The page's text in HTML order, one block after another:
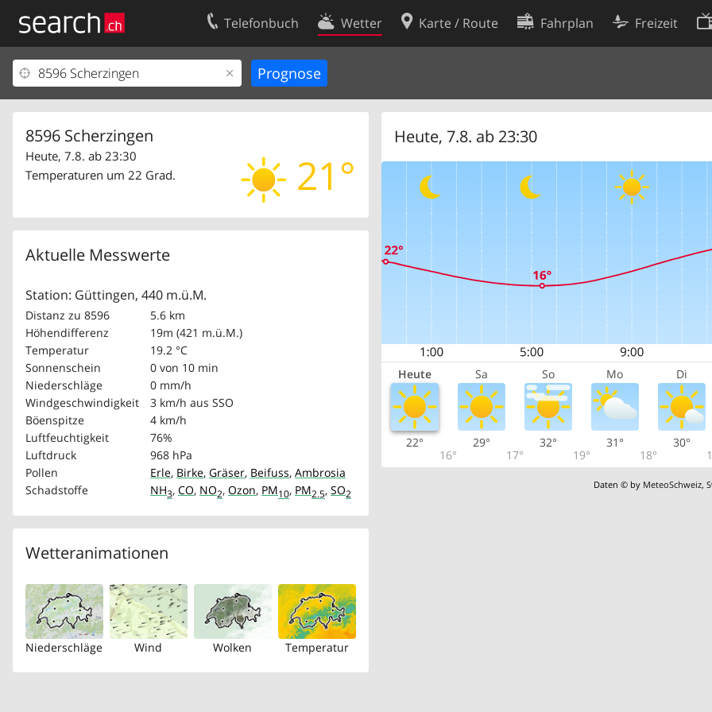
Telefonbuch Wetter Karte / Route Fahrplan Freizeit
8596 Scherzingen
21°
Heute, 7.8. ab 23:30
Temperaturen um 22 Grad.
Aktuelle Messwerte
Station: Güttingen, 440 m.ü.M.
Distanz zu 8596
5.6 km
Höhendifferenz
19m (421 m.ü.M.)
Temperatur
19.2 °C
Sonnenschein
0 von 10 min
Niederschläge
0 mm/h
Windgeschwindigkeit
3 km/h aus SSO
Böenspitze
4 km/h
Luftfeuchtigkeit
76%
Luftdruck
968 hPa
Pollen
Erle, Birke, Gräser, Beifuss, Ambrosia
Schadstoffe
NH3, CO, NO2, Ozon, PM10, PM2.5, SO2
Wetteranimationen
Niederschläge Wind Wolken Temperatur
Heute, 7.8. ab 23:30
Heute Sa So Mo Di
22°
16°
29°
17°
32°
19°
31°
18°
30°
Daten © by MeteoSchweiz,
Ihr Eintrag
Kundencenter Geschäftskunden
Kontakt
Nutzungsbedingungen
Cookie-Einstellungen